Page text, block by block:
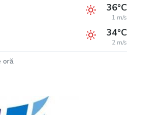
36°C
1 m/s
34°C
2 m/s